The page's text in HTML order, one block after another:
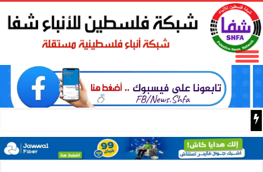
البر الرئيسي ينتقد سلطات الحزب الديمقراطي التقدمي